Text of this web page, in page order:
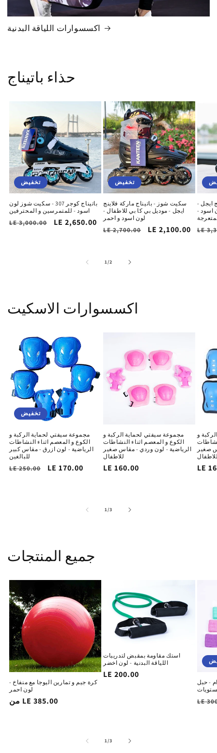
اكسسوارات اللياقة البدنية
حذاء باتيناج
تخفيض
باتيناج كوجر 307 - سكيت شوز لون
اسود - للمتمرسين و المحترفين
السغر
LE 3,000.00
سعر
LE 2,650.00
تخفيض
سكيت شوز - باتيناج ماركة فلاينج
ايجل - موديل بي كا بي للاطفال -
لون اسود و احمر
السغر
LE 2,700.00
سعر
LE 2,100.00
ايجل -
اسود -
LE
1/of
2
اكسسوارات الاسكيت
تخفيض
مجموعة سيفتي لحماية الركبة و
الكوع و المعصم اثناء النشاطات
الرياضية - لون ازرق - مقاس كبير
للبالغين
السغر
LE 250.00
سعر
LE 170.00
مجموعة سيفتي لحماية الركبة و
الكوع و المعصم اثناء النشاطات
الرياضية - لون وردي - مقاس صغير
للاطفال
السغر
LE 160.00
و
صغير
LE
1/of
3
جميع المنتجات
كرة جيم و تمارين اليوجا مع منفاخ -
لون احمر
السغرمن LE 385.00
استك مقاومة بمقبض لتدريبات
اللياقة البدنية - لون اخضر
السغر
LE 200.00
- حبل
LE
1/of
3